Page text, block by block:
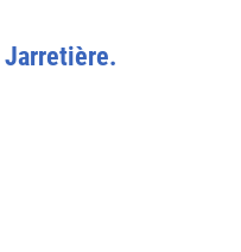
Jarretière.